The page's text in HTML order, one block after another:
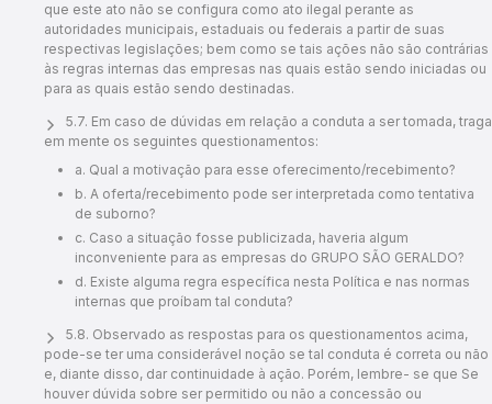
que este ato não se configura como ato ilegal perante as
autoridades municipais, estaduais ou federais a partir de suas
respectivas legislações; bem como se tais ações não são contrárias
às regras internas das empresas nas quais estão sendo iniciadas ou
para as quais estão sendo destinadas.
5.7. Em caso de dúvidas em relação a conduta a ser tomada, traga
em mente os seguintes questionamentos:
a. Qual a motivação para esse oferecimento/recebimento?
b. A oferta/recebimento pode ser interpretada como tentativa
de suborno?
c. Caso a situação fosse publicizada, haveria algum
inconveniente para as empresas do GRUPO SÃO GERALDO?
d. Existe alguma regra específica nesta Política e nas normas
internas que proíbam tal conduta?
5.8. Observado as respostas para os questionamentos acima,
pode-se ter uma considerável noção se tal conduta é correta ou não
e, diante disso, dar continuidade à ação. Porém, lembre- se que Se
houver dúvida sobre ser permitido ou não a concessão ou